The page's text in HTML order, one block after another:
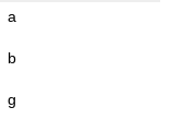
a
b
g